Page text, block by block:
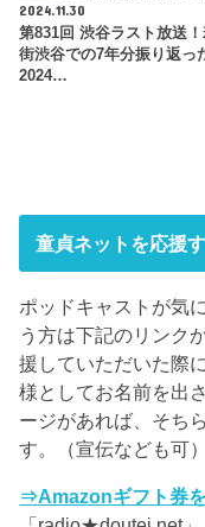
2024.11.30
第831回 渋谷ラスト放送
街渋谷での7年分振り返っ
2024…
童貞ネットを応援
ポッドキャストが気
う方は下記のリンク
援していただいた際
様としてお名前を出
ージがあれば、そち
す。（宣伝なども可）
⇒Amazonギフト券